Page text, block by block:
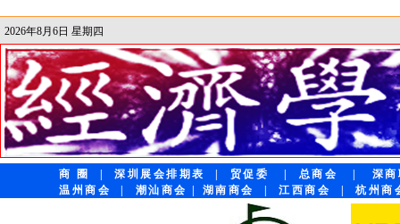
2026年8月6日 星期四
商 圈 |深圳展会排期表 贸促委 总商会
深
温州商会
潮汕商会 湖南商会 |江西商会 |杭州